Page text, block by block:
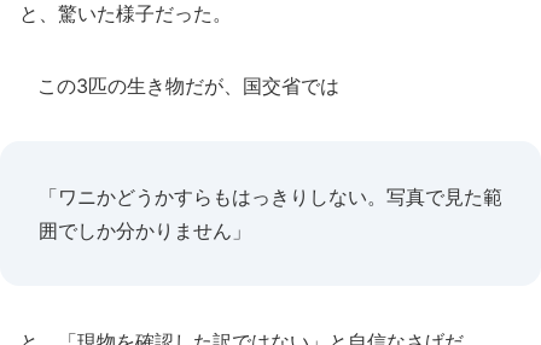
と、驚いた様子だった。
この3匹の生き物だが、国交省では
「ワニかどうかすらもはっきりしない。写真で見た範
囲でしか分かりません」